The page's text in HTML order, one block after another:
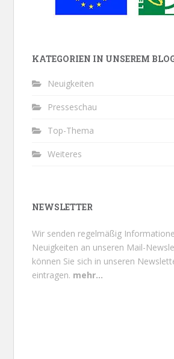
KATEGORIEN IN UNSEREM
Neuigkeiten
Presseschau
Top-Thema
Weiteres
NEWSLETTER
Wir senden regelmäßig
Neuigkeiten an unseren Mail-
können Sie sich in unseren
eintragen. mehr...